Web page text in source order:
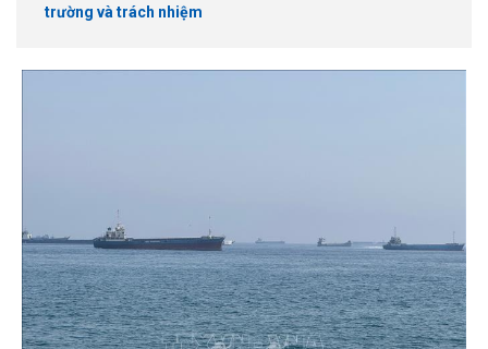
trường và trách nhiệm